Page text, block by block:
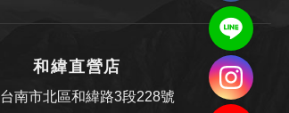
和緯直營店
台南市北區和緯路3段228號